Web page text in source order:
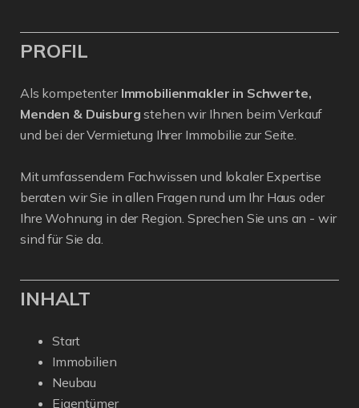
PROFIL
Als kompetenter Immobilienmakler in Schwerte,
Menden & Duisburg stehen wir Ihnen beim Verkauf
und bei der Vermietung Ihrer Immobilie zur Seite.
Mit umfassendem Fachwissen und lokaler Expertise
beraten wir Sie in allen Fragen rund um Ihr Haus oder
Ihre Wohnung in der Region. Sprechen Sie uns an - wir
sind für Sie da.
INHALT
Start
Immobilien
Neubau
Eigentümer